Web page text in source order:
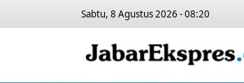
Sabtu, 8 Agustus 2026 - 08:20